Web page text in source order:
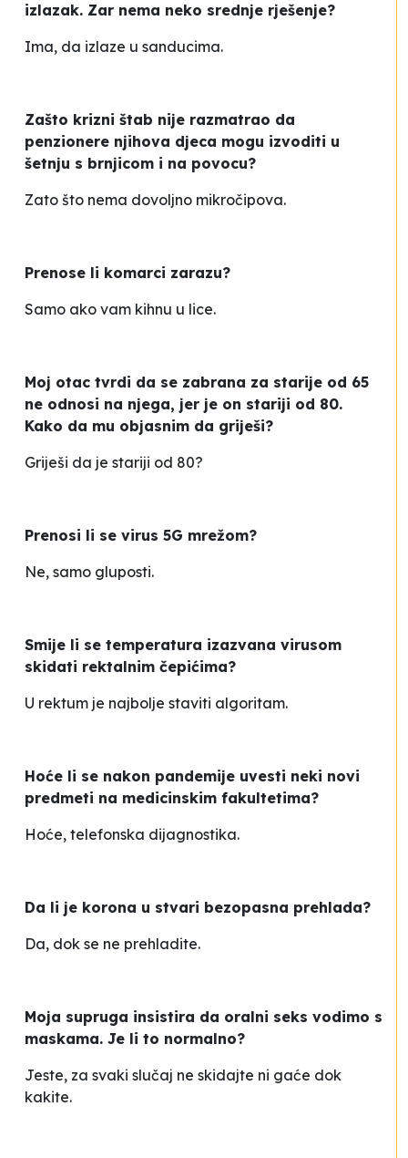
izlazak. Zar nema neko srednje rješenje?
Ima, da izlaze u sanducima.
Zašto krizni štab nije razmatrao da
penzionere njihova djeca mogu izvoditi u
šetnju s brnjicom i na povocu?
Zato što nema dovoljno mikročipova.
Prenose li komarci zarazu?
Samo ako vam kihnu u lice.
Moj otac tvrdi da se zabrana za starije od 65
ne odnosi na njega, jer je on stariji od 80.
Kako da mu objasnim da griješi?
Griješi da je stariji od 80?
Prenosi li se virus 5G mrežom?
Ne, samo gluposti.
Smije li se temperatura izazvana virusom
skidati rektalnim čepićima?
U rektum je najbolje staviti algoritam.
Hoće li se nakon pandemije uvesti neki novi
predmeti na medicinskim fakultetima?
Hoće, telefonska dijagnostika.
Da li je korona u stvari bezopasna prehlada?
Da, dok se ne prehladite.
Moja supruga insistira da oralni seks vodimo s
maskama. Je li to normalno?
Jeste, za svaki slučaj ne skidajte ni gaće dok
kakite.